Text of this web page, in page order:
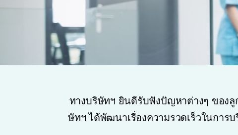
ทางบริษัทฯ ยินดีรับฟังปัญหาต่างๆ ของลู
ษัทฯ ได้พัฒนาเรื่องความรวดเร็วในการ